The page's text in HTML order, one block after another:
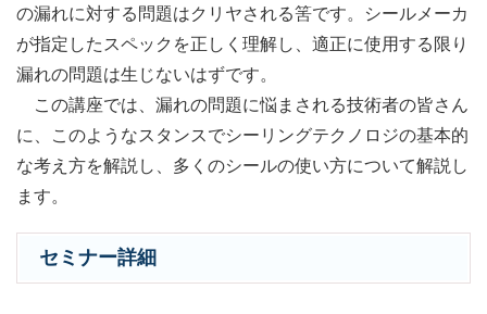
の漏れに対する問題はクリヤされる筈です。シールメーカ
が指定したスペックを正しく理解し、適正に使用する限り
漏れの問題は生じないはずです。
この講座では、漏れの問題に悩まされる技術者の皆さん
に、このようなスタンスでシーリングテクノロジの基本的
な考え方を解説し、多くのシールの使い方について解説し
ます。
セミナー詳細